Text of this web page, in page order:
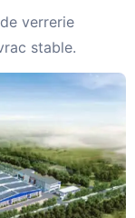
verrerie
stable.